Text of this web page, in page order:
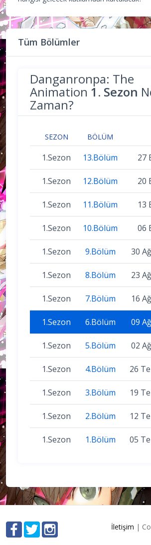
Tüm Bölümler
Danganronpa: The
Animation 1. Sezon
Zaman?
SEZON BÖLÜM
1.Sezon 13.Bölüm 27
1.Sezon 12.Bölüm 20
1.Sezon 11.Bölüm 13
1.Sezon 10.Bölüm 06
1.Sezon 9.Bölüm 30
1.Sezon 8.Bölüm 23
1.Sezon 7.Bölüm 16
1.Sezon 6.Bölüm 09
1.Sezon 5.Bölüm 02
1.Sezon 4.Bölüm 26
1.Sezon 3.Bölüm 19
1.Sezon 2.Bölüm 12
1.Sezon 1.Bölüm 05
İletişim |